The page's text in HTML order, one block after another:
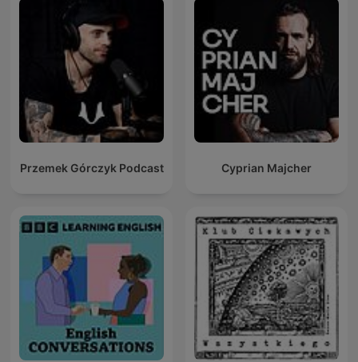
Przemek Górczyk Podcast Cyprian Majcher